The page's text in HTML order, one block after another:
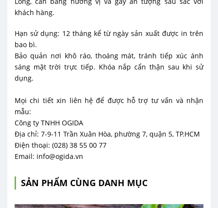
khách hàng.
Hạn sử dụng: 12 tháng kể từ ngày sản xuất được in trên
bao bì.
Bảo quản nơi khô ráo, thoáng mát, tránh tiếp xúc ánh
sáng mặt trời trực tiếp. Khóa nắp cẩn thận sau khi sử
dụng.
Mọi chi tiết xin liên hệ để được hỗ trợ tư vấn và nhận
mẫu:
Công ty TNHH OGIDA
Địa chỉ: 7-9-11 Trần Xuân Hòa, phường 7, quận 5, TP.HCM
Điện thoại: (028) 38 55 00 77
Email: info@ogida.vn
SẢN PHẨM CÙNG DANH MỤC